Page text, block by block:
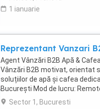
1 ianuarie
Reprezentant Vanzari
Agent Vânzări B2B Apă &
Vânzări B2B motivat, orientat
soluțiilor de apă și cafea
București Mod de lucru:
Sector 1, Bucuresti